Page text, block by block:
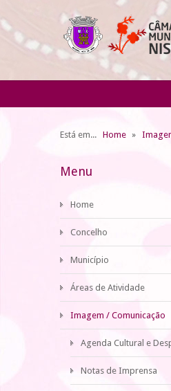
Está em... Home
Menu
Home
Concelho
Município
Áreas de Atividade
Imagem / Comunicação
Agenda Cultural e
Notas de Imprensa